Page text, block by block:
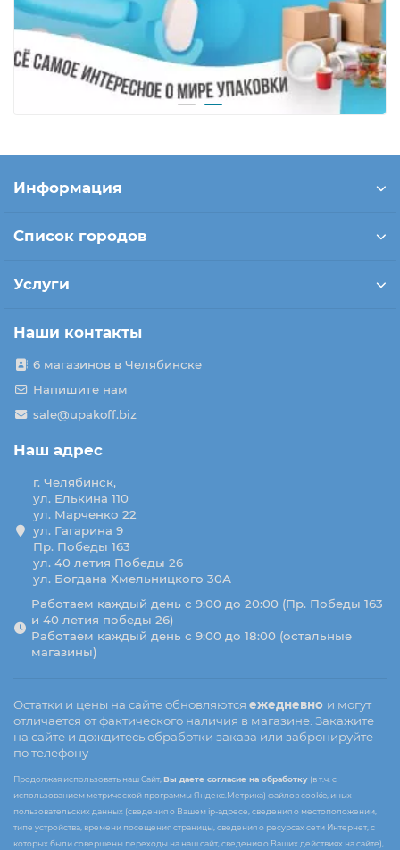
Информация
Список городов
Услуги
Наши контакты
6 магазинов в Челябинске
Напишите нам
sale@upakoff.biz
Наш адрес
г. Челябинск,
ул. Елькина 110
ул. Марченко 22
ул. Гагарина 9
Пр. Победы 163
ул. 40 летия Победы 26
ул. Богдана Хмельницкого 30А
Работаем каждый день с 9:00 до 20:00 (Пр. Победы 163
и 40 летия победы 26)
Работаем каждый день с 9:00 до 18:00 (остальные
магазины)
Остатки и цены на сайте обновляются ежедневно и могут
отличается от фактического наличия в магазине. Закажите
на сайте и дождитесь обработки заказа или забронируйте
по телефону
Продолжая использовать наш Сайт, Вы даете согласие на обработку (в т.ч. с
использованием метрической программы Яндекс.Метрика) файлов cookie, иных
пользовательских данных (сведения о Вашем ip-адресе, сведения о местоположении,
типе устройства, времени посещения страницы, сведения о ресурсах сети Интернет, с
которых были совершены переходы на наш сайт, сведения о Ваших действиях на сайте),